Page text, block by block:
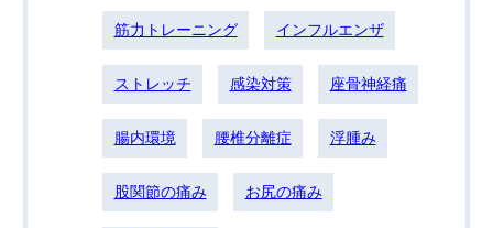
筋力トレーニング インフルエンザ
ストレッチ 感染対策 座骨神経痛
腸内環境 腰椎分離症 浮腫み
股関節の痛み お尻の痛み